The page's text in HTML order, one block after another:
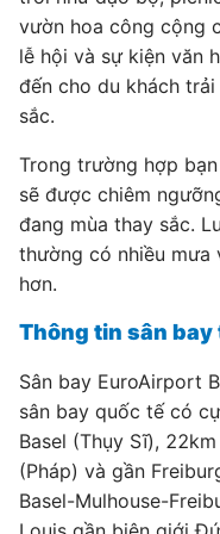
vườn hoa công cộng
lễ hội và sự kiện văn
đến cho du khách
sắc.
Trong trường hợp
sẽ được chiêm
đang mùa thay sắc.
thường có nhiều mưa
hơn.
Thông tin sân
Sân bay EuroAirport
sân bay quốc tế có
Basel (Thụy Sĩ),
(Pháp) và gần
Basel-Mulhouse-